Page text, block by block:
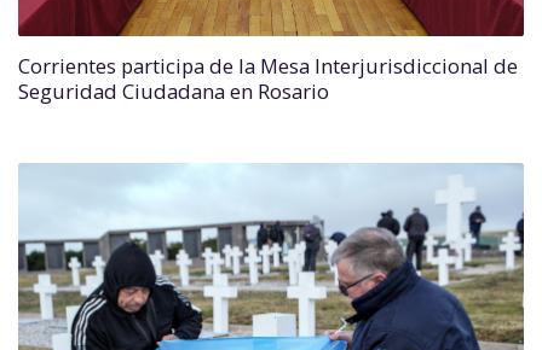
Corrientes participa de la Mesa Interjurisdiccional de
Seguridad Ciudadana en Rosario